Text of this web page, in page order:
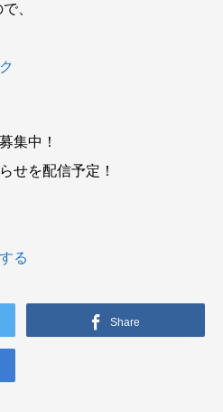
、
集中！
せを配信予定！
る
Share